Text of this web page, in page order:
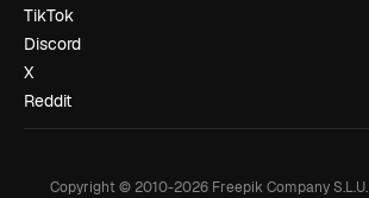
TikTok
Discord
X
Reddit
Copyright © 2010-2026Freepik Company S.L.U.